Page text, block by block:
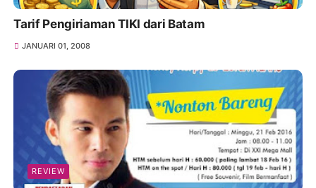
Tarif Pengiriaman TIKI dari Batam
JANUARI 01, 2008
REVIEW